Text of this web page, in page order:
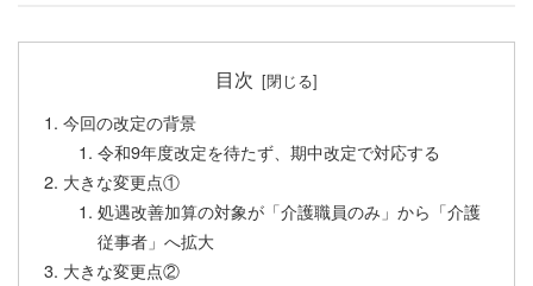
目次
今回の改定の背景
令和9年度改定を待たず、期中改定で対応する
大きな変更点①
処遇改善加算の対象が「介護職員のみ」から「介護
従事者」へ拡大
大きな変更点②